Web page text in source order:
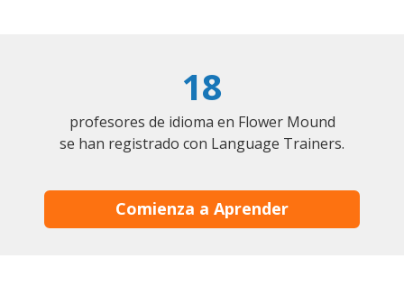
18
profesores de idioma en Flower Mound
se han registrado con Language Trainers.
Comienza a Aprender